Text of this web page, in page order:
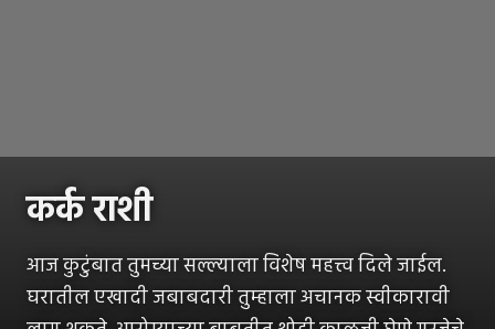
कर्क राशी
आज कुटुंबात तुमच्या सल्ल्याला विशेष महत्त्व दिले जाईल.
घरातील एखादी जबाबदारी तुम्हाला अचानक स्वीकारावी